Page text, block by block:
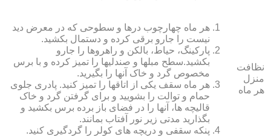
نظافت
منزل
هر ماه
هر ماه چهارچوب درها و سطوحی که در معرض دید
نیست را جارو برقی کرده و دستمال بکشید.
پارکینگ، حیاط، بالکن و راهروها را جارو
بکشید.سطح مبل‏ها و صندلی‏ها را تمیز کرده و با برس
مخصوص گرد و خاک آنها را بگیرید.
هر ماه سقف یکی از اتاق‏ها را تمیز کنید. پادری جلوی
حمام و توالت را بشویید و برای گرفتن گرد و خاک
قالیچه‏ ها، آنها را در فضای باز برده برس بکشید و
بگذارید مدتی زیر نور آفتاب بمانند.
پنکه سقفی و دریچه‏ های کولر را گردگیری کنید.